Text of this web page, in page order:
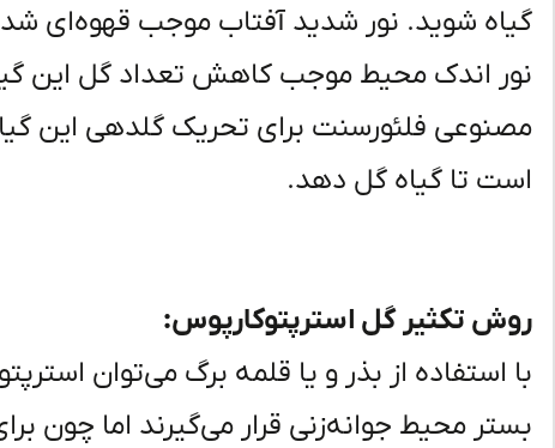
گیاه شوید. نور شدید آفتاب موجب قهوه‌ای
نور اندک محیط موجب کاهش تعداد گل این
است تا گیاه گل دهد.
روش تکثیر گل استرپتوکارپوس:
با استفاده از بذر و یا قلمه برگ می‌توان
بستر محیط جوانه‌زنی قرار می‌گیرند اما چون